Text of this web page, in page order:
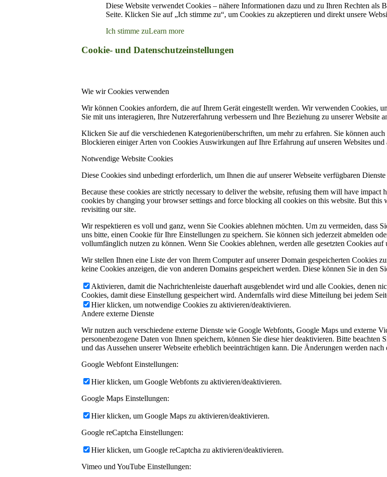
Diese Website verwendet Cookies – nähere Informationen dazu und zu Ihren Rechten als
Seite. Klicken Sie auf „Ich stimme zu“, um Cookies zu akzeptieren und direkt unsere
Ich stimme zuLearn more
Cookie- und Datenschutzeinstellungen
Wie wir Cookies verwenden
Wir können Cookies anfordern, die auf Ihrem Gerät eingestellt werden. Wir verwenden Cookies,
Sie mit uns interagieren, Ihre Nutzererfahrung verbessern und Ihre Beziehung zu unserer Website
Klicken Sie auf die verschiedenen Kategorienüberschriften, um mehr zu erfahren. Sie können
Blockieren einiger Arten von Cookies Auswirkungen auf Ihre Erfahrung auf unseren Websites
Notwendige Website Cookies
Diese Cookies sind unbedingt erforderlich, um Ihnen die auf unserer Webseite verfügbaren
Because these cookies are strictly necessary to deliver the website, refusing them will have
cookies by changing your browser settings and force blocking all cookies on this website. But
revisiting our site.
Wir respektieren es voll und ganz, wenn Sie Cookies ablehnen möchten. Um zu vermeiden, dass
uns bitte, einen Cookie für Ihre Einstellungen zu speichern. Sie können sich jederzeit abmelden
vollumfänglich nutzen zu können. Wenn Sie Cookies ablehnen, werden alle gesetzten Cookies auf
Wir stellen Ihnen eine Liste der von Ihrem Computer auf unserer Domain gespeicherten Cookies
keine Cookies anzeigen, die von anderen Domains gespeichert werden. Diese können Sie in den
Aktivieren, damit die Nachrichtenleiste dauerhaft ausgeblendet wird und alle Cookies, denen
Cookies, damit diese Einstellung gespeichert wird. Andernfalls wird diese Mitteilung bei jedem
Hier klicken, um notwendige Cookies zu aktivieren/deaktivieren.
Andere externe Dienste
Wir nutzen auch verschiedene externe Dienste wie Google Webfonts, Google Maps und externe
personenbezogene Daten von Ihnen speichern, können Sie diese hier deaktivieren. Bitte
und das Aussehen unserer Webseite erheblich beeinträchtigen kann. Die Änderungen werden
Google Webfont Einstellungen:
Hier klicken, um Google Webfonts zu aktivieren/deaktivieren.
Google Maps Einstellungen:
Hier klicken, um Google Maps zu aktivieren/deaktivieren.
Google reCaptcha Einstellungen:
Hier klicken, um Google reCaptcha zu aktivieren/deaktivieren.
Vimeo und YouTube Einstellungen: